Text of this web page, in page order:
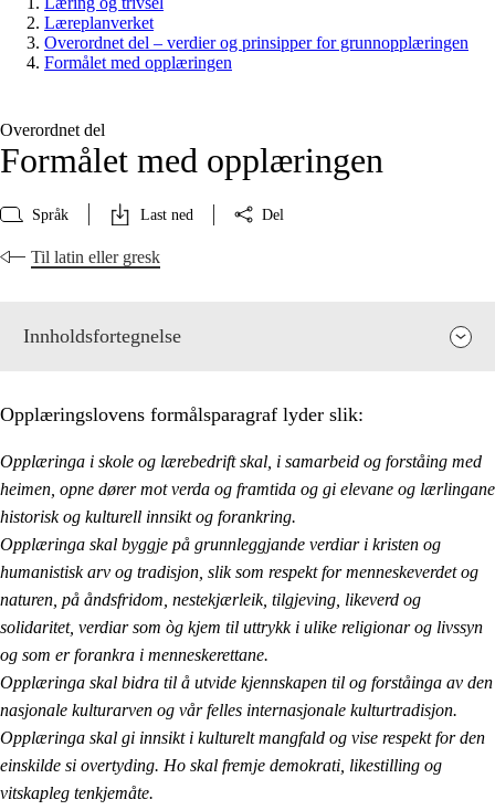
Læreplanverket
Overordnet del – verdier og prinsipper for grunnopplæringen
Formålet med opplæringen
Overordnet del
Formålet med opplæringen
Språk Last ned Del
Til latin eller gresk
Innholdsfortegnelse
Opplæringslovens formålsparagraf lyder slik:
Opplæringa i skole og lærebedrift skal, i samarbeid og forståing med
heimen, opne dører mot verda og framtida og gi elevane og lærlingane
historisk og kulturell innsikt og forankring.
Opplæringa skal byggje på grunnleggjande verdiar i kristen og
humanistisk arv og tradisjon, slik som respekt for menneskeverdet og
naturen, på åndsfridom, nestekjærleik, tilgjeving, likeverd og
solidaritet, verdiar som òg kjem til uttrykk i ulike religionar og livssyn
og som er forankra i menneskerettane.
Opplæringa skal bidra til å utvide kjennskapen til og forståinga av den
nasjonale kulturarven og vår felles internasjonale kulturtradisjon.
Opplæringa skal gi innsikt i kulturelt mangfald og vise respekt for den
einskilde si overtyding. Ho skal fremje demokrati, likestilling og
vitskapleg tenkjemåte.